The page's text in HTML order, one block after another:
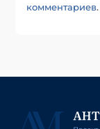
комментариев.